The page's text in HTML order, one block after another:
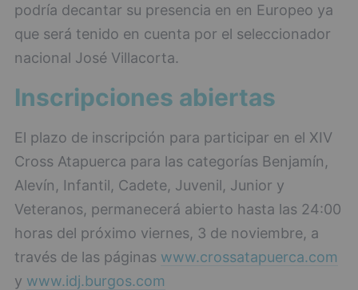
podría decantar su presencia en en Europeo ya
que será tenido en cuenta por el seleccionador
nacional José Villacorta.
Inscripciones abiertas
El plazo de inscripción para participar en el XIV
Cross Atapuerca para las categorías Benjamín,
Alevín, Infantil, Cadete, Juvenil, Junior y
Veteranos, permanecerá abierto hasta las 24:00
horas del próximo viernes, 3 de noviembre, a
través de las páginas www.crossatapuerca.com
y www.idj.burgos.com